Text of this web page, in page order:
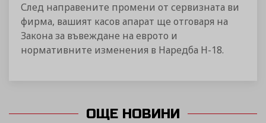
След направените промени от сервизната ви
фирма, вашият касов апарат ще отговаря на
Закона за въвеждане на еврото и
нормативните изменения в Наредба Н-18.
ОЩЕ НОВИНИ